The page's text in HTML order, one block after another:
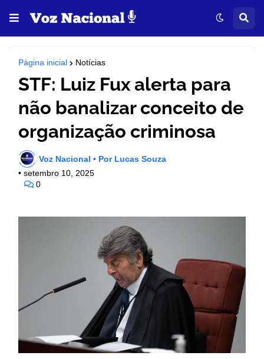
Página inicial Notícias
STF: Luiz Fux alerta para
não banalizar conceito de
organização criminosa
Voz Nacional • Por Lucas Souza
• setembro 10, 2025
0